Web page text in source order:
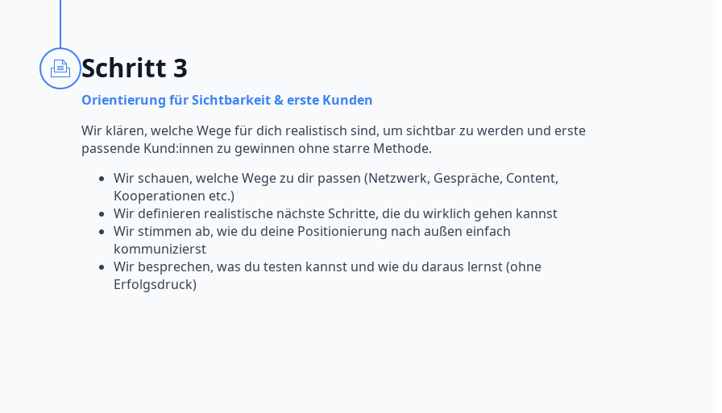
Schritt 3
Orientierung für Sichtbarkeit & erste Kunden
Wir klären, welche Wege für dich realistisch sind, um sichtbar zu werden und erste
passende Kund:innen zu gewinnen ohne starre Methode.
Wir schauen, welche Wege zu dir passen (Netzwerk, Gespräche, Content,
Kooperationen etc.)
Wir definieren realistische nächste Schritte, die du wirklich gehen kannst
Wir stimmen ab, wie du deine Positionierung nach außen einfach
kommunizierst
Wir besprechen, was du testen kannst und wie du daraus lernst (ohne
Erfolgsdruck)